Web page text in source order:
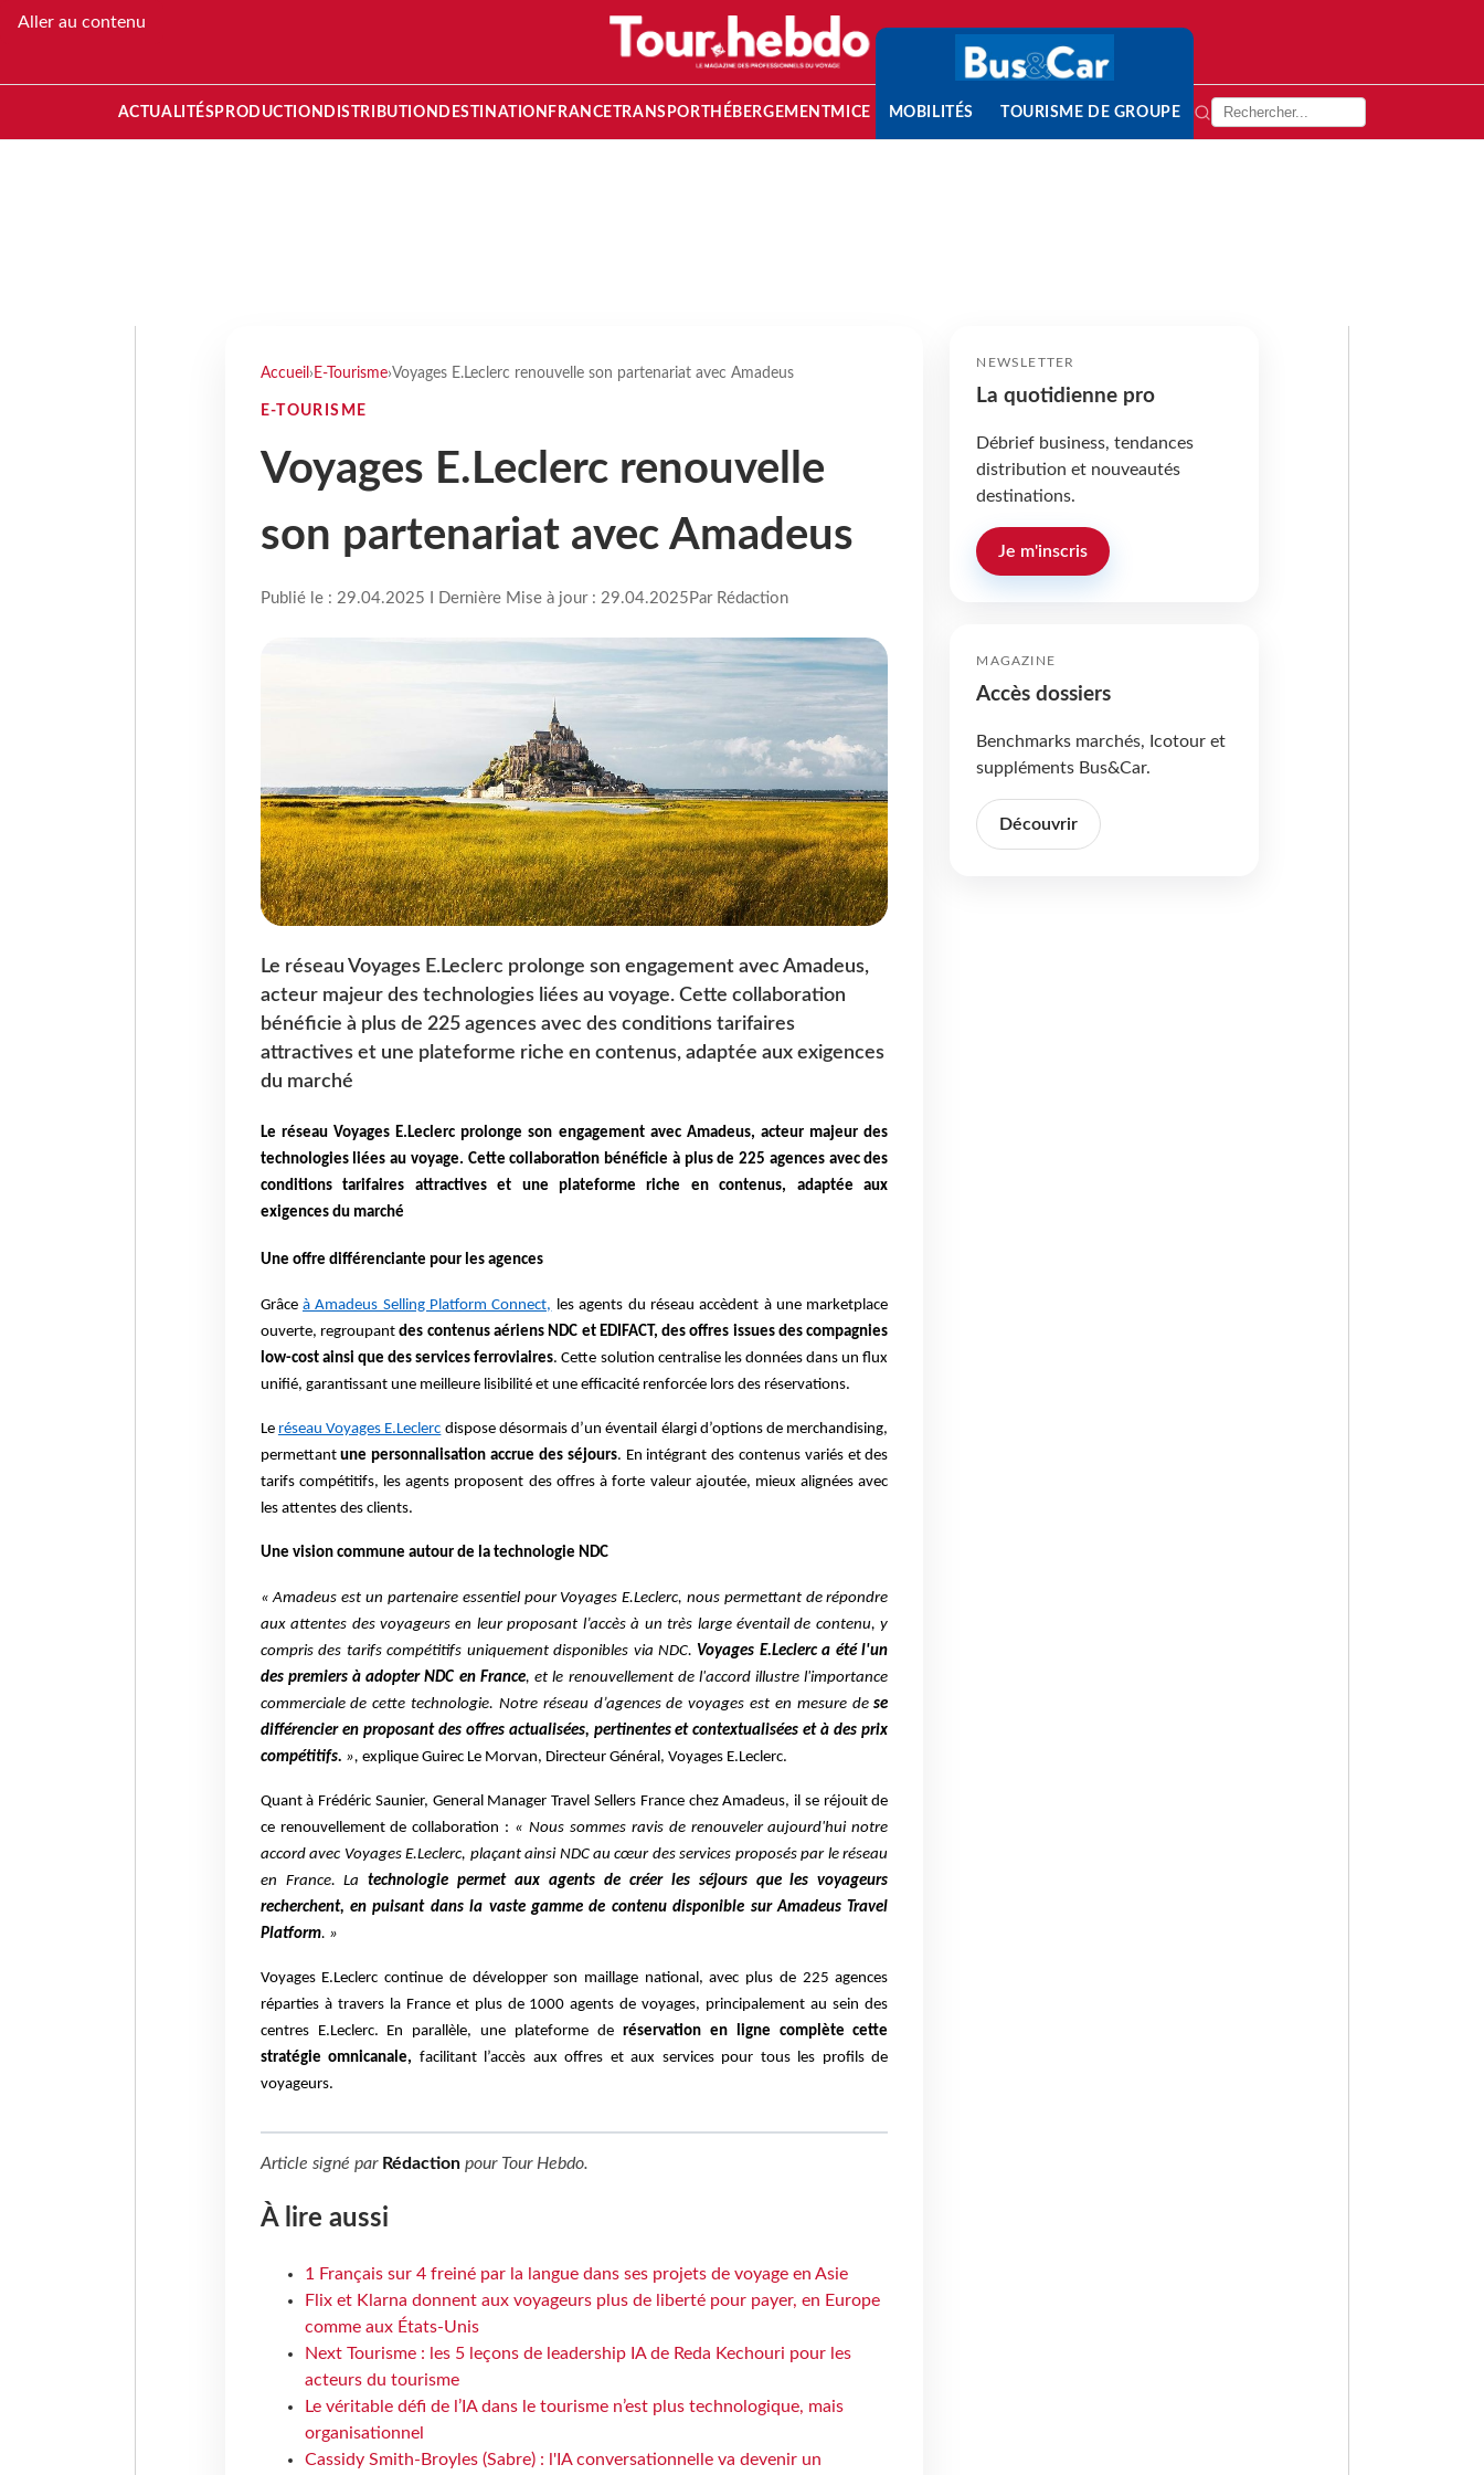
Aller au contenu
ACTUALITÉS PRODUCTION DISTRIBUTION DESTINATION FRANCETRANSPORT HÉBERGEMENTMICE MOBILITÉS TOURISME DE GROUPE
Accueil › E-Tourisme›Voyages E.Leclerc renouvelle son partenariat avec Amadeus
E-TOURISME
Voyages E.Leclerc renouvelle
son partenariat avec Amadeus
Publié le : 29.04.2025 I Dernière Mise à jour : 29.04.2025 Par Rédaction
Le réseau Voyages E.Leclerc prolonge son engagement avec Amadeus,
acteur majeur des technologies liées au voyage. Cette collaboration
bénéficie à plus de 225 agences avec des conditions tarifaires
attractives et une plateforme riche en contenus, adaptée aux exigences
du marché
Le réseau Voyages E.Leclerc prolonge son engagement avec Amadeus, acteur majeur des
technologies liées au voyage. Cette collaboration bénéficie à plus de 225 agences avec des
conditions tarifaires attractives et une plateforme riche en contenus, adaptée aux
exigences du marché
Une offre différenciante pour les agences
Grâce à Amadeus Selling Platform Connect, les agents du réseau accèdent à une marketplace
ouverte, regroupantdes contenus aériens NDC et EDIFACT, des offres issues des compagnies
low-cost ainsi que des services ferroviaires. Cette solution centralise les données dans un flux
unifié, garantissant une meilleure lisibilité et une efficacité renforcée lors des réservations.
Le réseau Voyages E.Leclerc dispose désormais d’un éventail élargi d’options de merchandising,
permettantune personnalisation accrue des séjours. En intégrant des contenus variés et des
tarifs compétitifs, les agents proposent des offres à forte valeur ajoutée, mieux alignées avec
les attentes des clients.
Une vision commune autour de la technologie NDC
« Amadeus est un partenaire essentiel pour Voyages E.Leclerc, nous permettant de répondre
aux attentes des voyageurs en leur proposant l’accès à un très large éventail de contenu, y
compris des tarifs compétitifs uniquement disponibles via NDC. Voyages E.Leclerc a été l'un
des premiers à adopter NDC en France, et le renouvellement de l'accord illustre l'importance
commerciale de cette technologie. Notre réseau d’agences de voyages est en mesure dese
différencier en proposant des offres actualisées, pertinentes et contextualisées et à des prix
compétitifs. », explique Guirec Le Morvan, Directeur Général, Voyages E.Leclerc.
Quant à Frédéric Saunier, General Manager Travel Sellers France chez Amadeus, il se réjouit de
ce renouvellement de collaboration : « Nous sommes ravis de renouveler aujourd'hui notre
accord avec Voyages E.Leclerc, plaçant ainsi NDC au cœur des services proposés par le réseau
en France. Latechnologie permet aux agents de créer les séjours que les voyageurs
recherchent, en puisant dans la vaste gamme de contenu disponible sur Amadeus Travel
Platform. »
Voyages E.Leclerc continue de développer son maillage national, avec plus de 225 agences
réparties à travers la France et plus de 1000 agents de voyages, principalement au sein des
centres E.Leclerc. En parallèle, une plateforme de réservation en ligne complète cette
stratégie omnicanale, facilitant l’accès aux offres et aux services pour tous les profils de
voyageurs.
Article signé par Rédactionpour Tour Hebdo.
À lire aussi
1 Français sur 4 freiné par la langue dans ses projets de voyage en Asie
Flix et Klarna donnent aux voyageurs plus de liberté pour payer, en Europe
comme aux États-Unis
Next Tourisme : les 5 leçons de leadership IA de Reda Kechouri pour les
acteurs du tourisme
Le véritable défi de l’IA dans le tourisme n’est plus technologique, mais
organisationnel
Cassidy Smith-Broyles (Sabre) : l'IA conversationnelle va devenir un
NEWSLETTER
La quotidienne pro
Débrief business, tendances
distribution et nouveautés
destinations.
Je m'inscris
MAGAZINE
Accès dossiers
Benchmarks marchés, Icotour et
suppléments Bus&Car.
Découvrir